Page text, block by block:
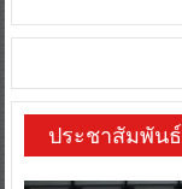
ประชาสัมพันธ์